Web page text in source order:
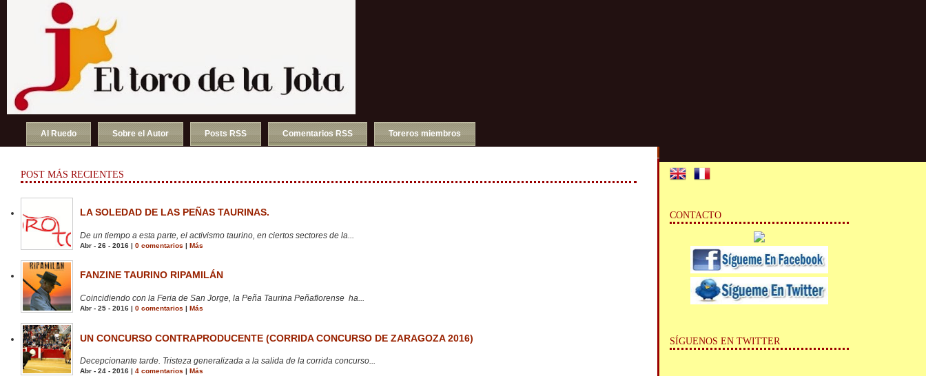
Al Ruedo Sobre el Autor Posts RSS Comentarios RSS Toreros miembros
POST MÁS RECIENTES
LA SOLEDAD DE LAS PEÑAS TAURINAS.
De un tiempo a esta parte, el activismo taurino, en ciertos sectores de la...
Abr - 26 - 2016 | 0 comentarios | Más
FANZINE TAURINO RIPAMILÁN
Coincidiendo con la Feria de San Jorge, la Peña Taurina Peñaflorense ha...
Abr - 25 - 2016 | 0 comentarios | Más
UN CONCURSO CONTRAPRODUCENTE (CORRIDA CONCURSO DE ZARAGOZA 2016)
Decepcionante tarde. Tristeza generalizada a la salida de la corrida concurso...
Abr - 24 - 2016 | 4 comentarios | Más
CONTACTO
SÍGUENOS EN TWITTER